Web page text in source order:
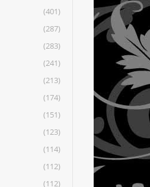
(401)
(287)
(283)
(241)
(213)
(174)
(151)
(123)
(114)
(112)
(112)